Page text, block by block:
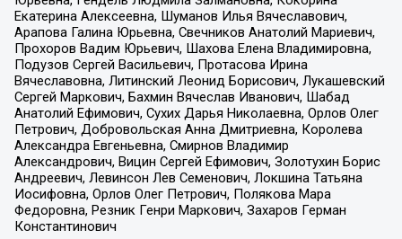
Екатерина Алексеевна, Шуманов Илья Вячеславович,
Арапова Галина Юрьевна, Свечников Анатолий Мариевич,
Прохоров Вадим Юрьевич, Шахова Елена Владимировна,
Подузов Сергей Васильевич, Протасова Ирина
Вячеславовна, Литинский Леонид Борисович, Лукашевский
Сергей Маркович, Бахмин Вячеслав Иванович, Шабад
Анатолий Ефимович, Сухих Дарья Николаевна, Орлов Олег
Петрович, Добровольская Анна Дмитриевна, Королева
Александра Евгеньевна, Смирнов Владимир
Александрович, Вицин Сергей Ефимович, Золотухин Борис
Андреевич, Левинсон Лев Семенович, Локшина Татьяна
Иосифовна, Орлов Олег Петрович, Полякова Мара
Федоровна, Резник Генри Маркович, Захаров Герман
Константинович